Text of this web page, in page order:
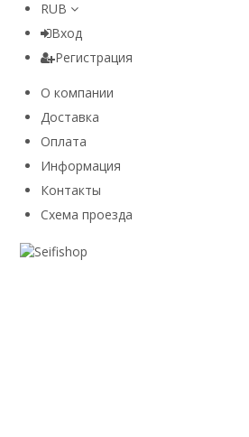
RUB
Вход
Регистрация
О компании
Доставка
Оплата
Информация
Контакты
Схема проезда